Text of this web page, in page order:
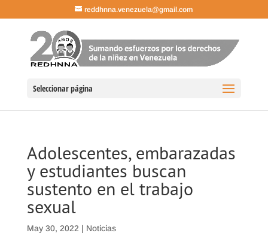
reddhnna.venezuela@gmail.com
Seleccionar página
Adolescentes, embarazadas
y estudiantes buscan
sustento en el trabajo
sexual
May 30, 2022 | Noticias